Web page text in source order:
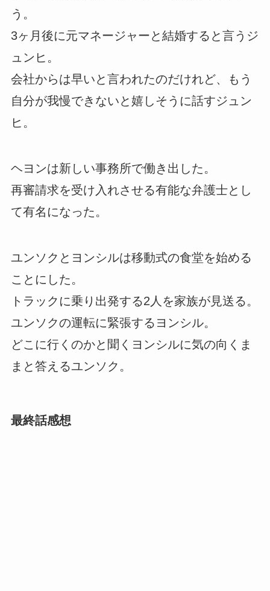
う。
3ヶ月後に元マネージャーと結婚すると言うジ
ュンヒ。
会社からは早いと言われたのだけれど、もう
自分が我慢できないと嬉しそうに話すジュン
ヒ。
ヘヨンは新しい事務所で働き出した。
再審請求を受け入れさせる有能な弁護士とし
て有名になった。
ユンソクとヨンシルは移動式の食堂を始める
ことにした。
トラックに乗り出発する2人を家族が見送る。
ユンソクの運転に緊張するヨンシル。
どこに行くのかと聞くヨンシルに気の向くま
まと答えるユンソク。
最終話感想